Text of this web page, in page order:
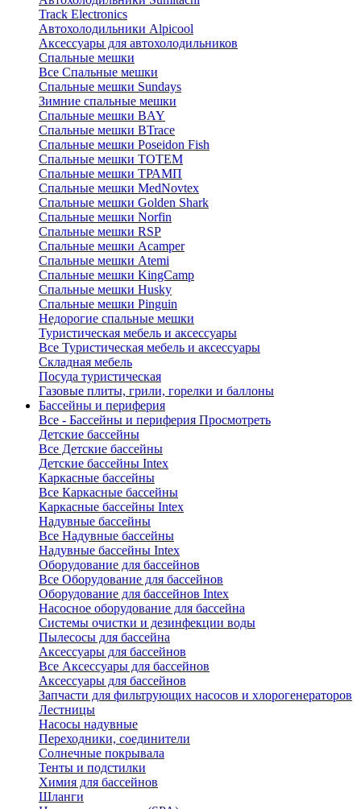
Track Electronics
Автохолодильники Alpicool
Аксессуары для автохолодильников
Спальные мешки
Все Спальные мешки
Спальные мешки Sundays
Зимние спальные мешки
Спальные мешки BAY
Спальные мешки BTrace
Спальные мешки Poseidon Fish
Спальные мешки ТОТЕМ
Спальные мешки ТРАМП
Cпальные мешки MedNovtex
Спальные мешки Golden Shark
Спальные мешки Norfin
Спальные мешки RSP
Спальные мешки Acamper
Спальные мешки Atemi
Спальные мешки KingCamp
Спальные мешки Husky
Спальные мешки Pinguin
Недорогие спальные мешки
Туристическая мебель и аксессуары
Все Туристическая мебель и аксессуары
Складная мебель
Посуда туристическая
Газовые плиты, грили, горелки и баллоны
Бассейны и периферия
Все - Бассейны и периферия Просмотреть
Детские бассейны
Все Детские бассейны
Детские бассейны Intex
Каркасные бассейны
Все Каркасные бассейны
Каркасные бассейны Intex
Надувные бассейны
Все Надувные бассейны
Надувные бассейны Intex
Оборудование для бассейнов
Все Оборудование для бассейнов
Оборудование для бассейнов Intex
Насосное оборудование для бассейна
Системы очистки и дезинфекции воды
Пылесосы для бассейна
Аксессуары для бассейнов
Все Аксессуары для бассейнов
Аксессуары для бассейнов
Запчасти для фильтрующих насосов и хлорогенераторов
Лестницы
Насосы надувные
Переходники, соединители
Солнечные покрывала
Тенты и подстилки
Химия для бассейнов
Шланги